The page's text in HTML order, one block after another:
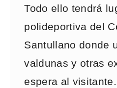
Todo ello tendrá
polideportiva del
Santullano donde
valdunas y otras
espera al visitante.